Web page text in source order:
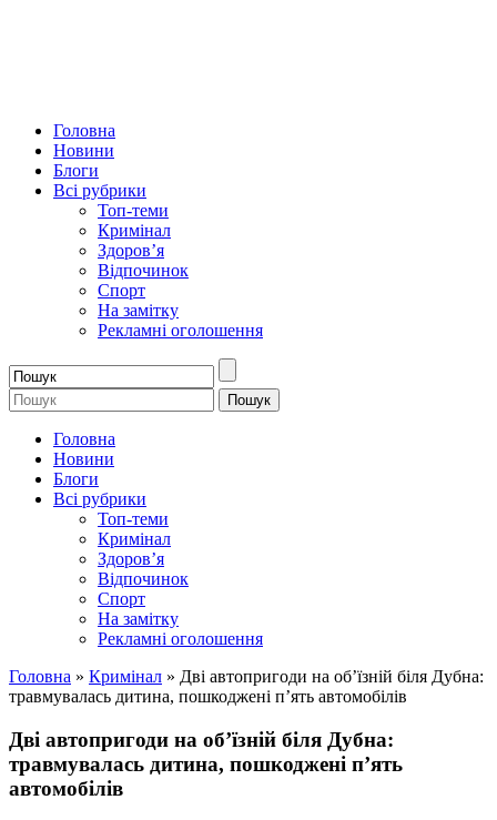
Головна
Новини
Блоги
Всі рубрики
Топ-теми
Кримінал
Здоров’я
Відпочинок
Спорт
На замітку
Рекламні оголошення
Головна
Новини
Блоги
Всі рубрики
Топ-теми
Кримінал
Здоров’я
Відпочинок
Спорт
На замітку
Рекламні оголошення
Головна » Кримінал » Дві автопригоди на об’їзній біля Дубна:
травмувалась дитина, пошкоджені п’ять автомобілів
Дві автопригоди на об’їзній біля Дубна:
травмувалась дитина, пошкоджені п’ять
автомобілів